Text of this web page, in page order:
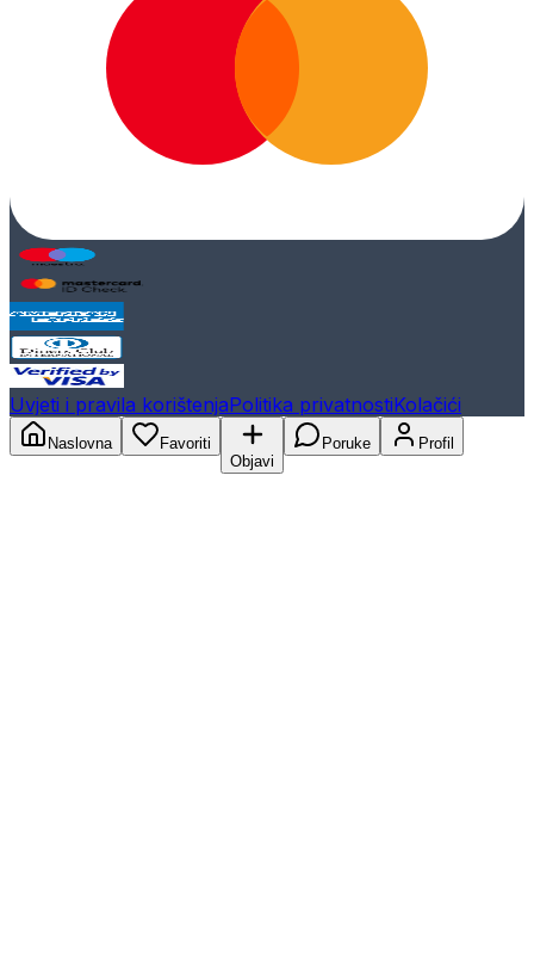
Uvjeti i pravila korištenjaPolitika privatnostiKolačići
Naslovna
Favoriti
Objavi
Poruke Profil